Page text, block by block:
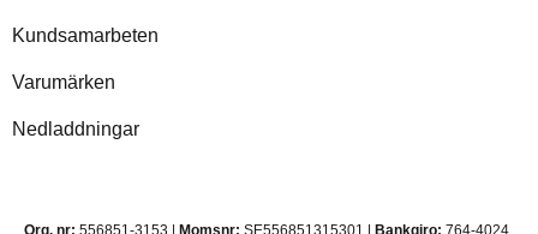
Kundsamarbeten
Varumärken
Nedladdningar
Org. nr: 556851-3153 | Momsnr: SE556851315301 | Bankgiro: 764-4024